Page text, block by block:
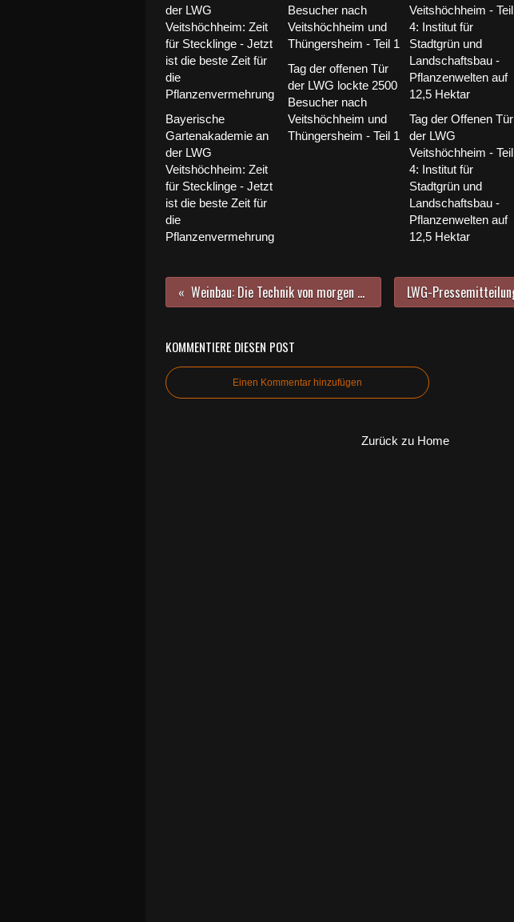
Bayerische
Gartenakademie an
der LWG
Veitshöchheim: Zeit
für Stecklinge - Jetzt
ist die beste Zeit für
die
Pflanzenvermehrung
Tag der offenen Tür
der LWG lockte 2500
Besucher nach
Veitshöchheim und
Thüngersheim - Teil 1
Tag der Offenen Tür
der LWG
Veitshöchheim - Teil
4: Institut für
Stadtgrün und
Landschaftsbau -
Pflanzenwelten auf
12,5 Hektar
Weinbau: Die Technik von morgen fährt an der LWG Veitshöchheim schon heute
KOMMENTIERE DIESEN POST
Einen Kommentar hinzufügen
Zurück zu Home